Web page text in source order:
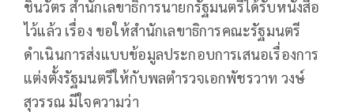
ชินวัตร สำนักเลขาธิการนายกรัฐมนตรีได้รับหนังสือ
ไว้แล้ว เรื่อง ขอให้สำนักเลขาธิการคณะรัฐมนตรี
ดำเนินการส่งแบบข้อมูลประกอบการเสนอเรื่องการ
แต่งตั้งรัฐมนตรีให้กับพลตำรวจเอกพัชรวาท วงษ์
สุวรรณ มีใจความว่า